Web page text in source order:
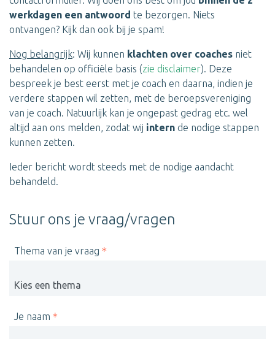
werkdagen een antwoord te bezorgen. Niets
ontvangen? Kijk dan ook bij je spam!
Nog belangrijk: Wij kunnen klachten over coaches niet
behandelen op officiële basis (zie disclaimer). Deze
bespreek je best eerst met je coach en daarna, indien je
verdere stappen wil zetten, met de beroepsvereniging
van je coach. Natuurlijk kan je ongepast gedrag etc. wel
altijd aan ons melden, zodat wij intern de nodige stappen
kunnen zetten.
Ieder bericht wordt steeds met de nodige aandacht
behandeld.
Stuur ons je vraag/vragen
Thema van je vraag
Je naam